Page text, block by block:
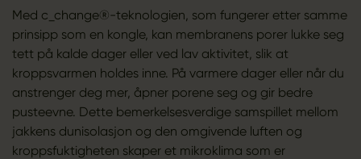
Med c_change®-teknologien, som fungerer etter samme
prinsipp som en kongle, kan membranens porer lukke seg
tett på kalde dager eller ved lav aktivitet, slik at
kroppsvarmen holdes inne. På varmere dager eller når du
anstrenger deg mer, åpner porene seg og gir bedre
pusteevne. Dette bemerkelsesverdige samspillet mellom
jakkens dunisolasjon og den omgivende luften og
kroppsfuktigheten skaper et mikroklima som er